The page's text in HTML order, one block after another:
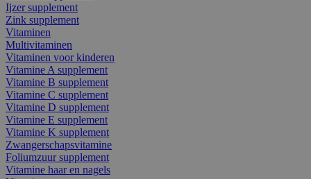
Ijzer supplement
Zink supplement
Vitaminen
Multivitaminen
Vitaminen voor kinderen
Vitamine A supplement
Vitamine B supplement
Vitamine C supplement
Vitamine D supplement
Vitamine E supplement
Vitamine K supplement
Zwangerschapsvitamine
Foliumzuur supplement
Vitamine haar en nagels